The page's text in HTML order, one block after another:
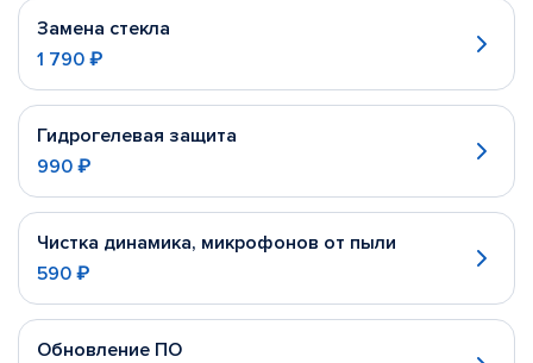
Замена стекла
1 790 ₽
Гидрогелевая защита
990 ₽
Чистка динамика, микрофонов от пыли
590 ₽
Обновление ПО